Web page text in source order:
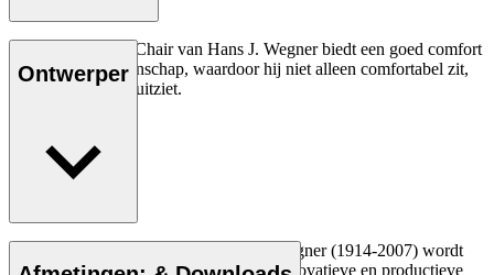
De CH37 Dining Chair van Hans J. Wegner biedt een goed comfort
en degelijk vakmanschap, waardoor hij niet alleen comfortabel zit,
maar er ook mooi uitziet.
Ontwerper
De Deense meubelontwerper Hans J. Wegner (1914-2007) wordt
gezien als een van de meest creatieve, innovatieve en productieve